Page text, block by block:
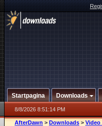
Startpagina Downloads
8/8/2026 8:51:14 PM
AfterDawn > Downloads > Video